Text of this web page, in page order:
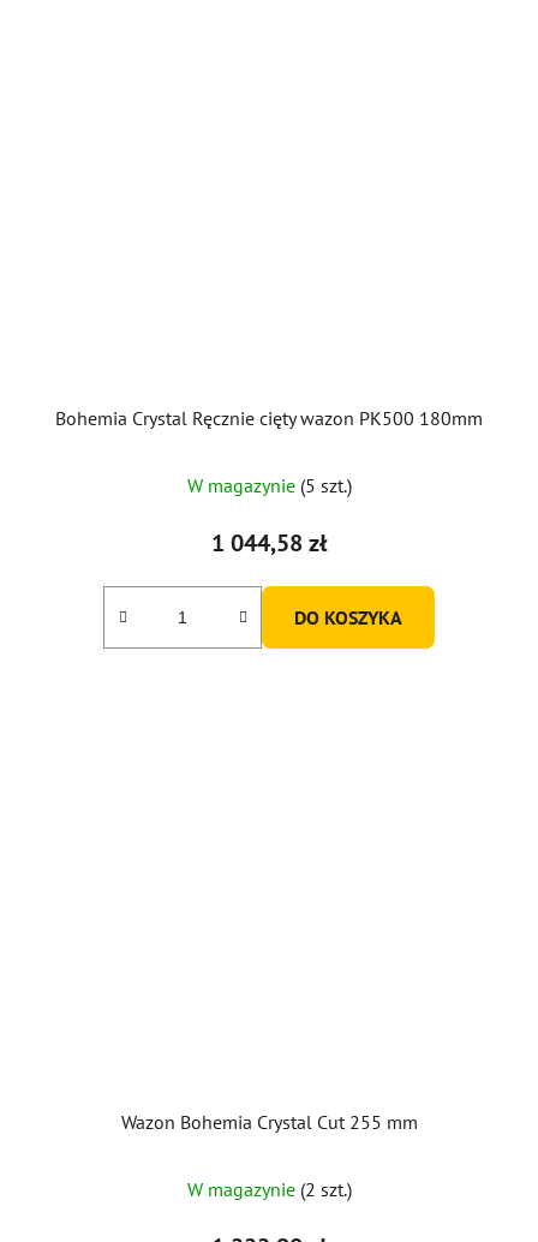
Bohemia Crystal Ręcznie cięty wazon PK500 180mm
W magazynie (5 szt.)
1 044,58 zł
DO KOSZYKA
Wazon Bohemia Crystal Cut 255 mm
ocena
produktu
W magazynie (2 szt.)